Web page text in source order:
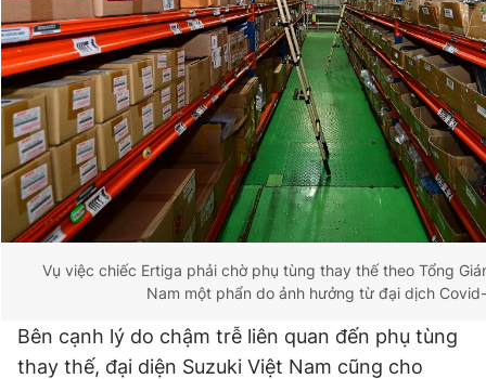
Vụ việc chiếc Ertiga phải chờ phụ tùng thay thế theo Tổng
Nam một phẩn do ảnh hưởng từ đại dịch
Bên cạnh lý do chậm trễ liên quan đến phụ tùng
thay thế, đại diện Suzuki Việt Nam cũng cho